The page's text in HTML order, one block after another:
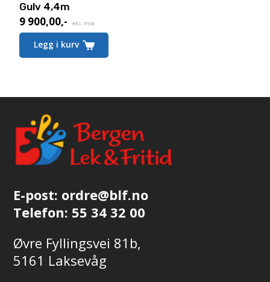
Gulv 4,4m
9 900,00,- eks. mva.
Legg i kurv
E-post: ordre@blf.no
Telefon: 55 34 32 00
Øvre Fyllingsvei 81b,
5161 Laksevåg